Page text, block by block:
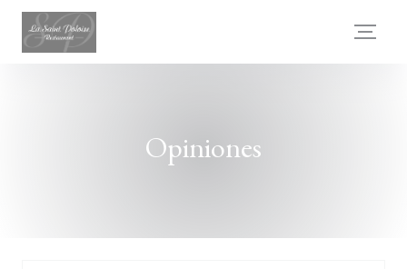
Personalización de sus opciones de cookies
Opiniones